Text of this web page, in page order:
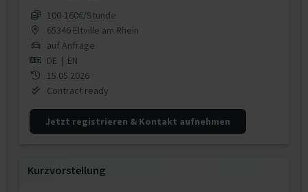
100‐160€/Stunde
65346 Eltville am Rhein
auf Anfrage
DE | EN
15.05.2026
Contract ready
Jetzt registrieren & Kontakt aufnehmen
Kurzvorstellung